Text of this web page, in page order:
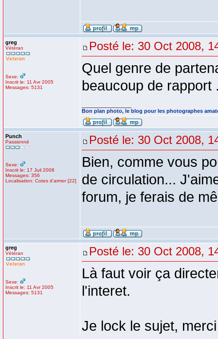
greg
Vétéran
Sexe:
Inscrit le: 11 Avr 2005
Messages: 5131
Posté le: 30 Oct 2008,
Quel genre de
beaucoup de rapport
Bon plan photo, le blog pour les photographes
Punch
Passionné
Sexe:
Inscrit le: 17 Juil 2008
Messages: 356
Localisation: Cotes d'armor [22]
Posté le: 30 Oct 2008,
Bien, comme vous
de circulation...
forum, je ferais de
greg
Vétéran
Sexe:
Inscrit le: 11 Avr 2005
Messages: 5131
Posté le: 30 Oct 2008,
Là faut voir ça
l'interet.
Je lock le sujet,